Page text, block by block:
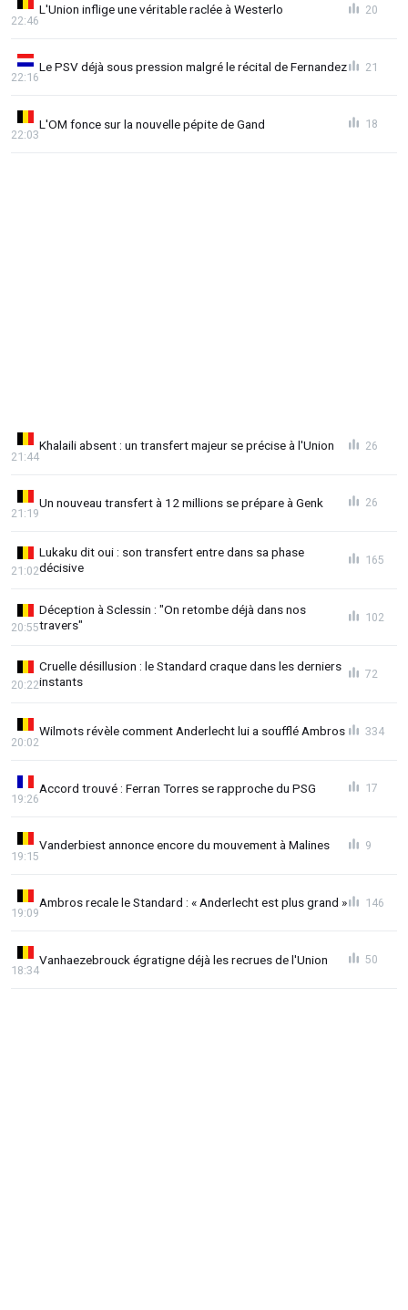
L'Union inflige une véritable raclée à Westerlo
22:46
20
Le PSV déjà sous pression malgré le récital de Fernandez
22:16
21
L'OM fonce sur la nouvelle pépite de Gand
22:03
18
Khalaili absent : un transfert majeur se précise à l'Union
21:44
26
Un nouveau transfert à 12 millions se prépare à Genk
21:19
26
Lukaku dit oui : son transfert entre dans sa phase
décisive
21:02
165
Déception à Sclessin : "On retombe déjà dans nos
travers"
20:55
102
Cruelle désillusion : le Standard craque dans les derniers
instants
20:22
72
Wilmots révèle comment Anderlecht lui a soufflé Ambros
20:02
334
Accord trouvé : Ferran Torres se rapproche du PSG
19:26
17
Vanderbiest annonce encore du mouvement à Malines
19:15
9
Ambros recale le Standard : « Anderlecht est plus grand »
19:09
146
Vanhaezebrouck égratigne déjà les recrues de l'Union
18:34
50